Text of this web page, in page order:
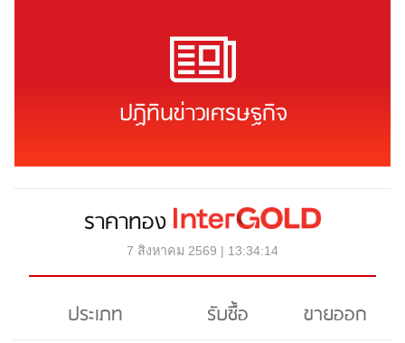
ปฏิทินข่าวเศรษฐกิจ
ราคาทอง
7 สิงหาคม 2569 | 13:34:14
ประเภท รับซื้อ
ขายออก